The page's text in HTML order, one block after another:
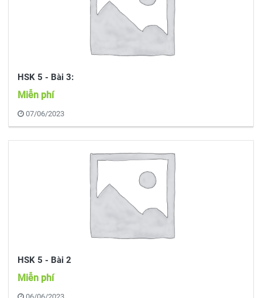
HSK 5 - Bài 3:
Miễn phí
07/06/2023
HSK 5 - Bài 2
Miễn phí